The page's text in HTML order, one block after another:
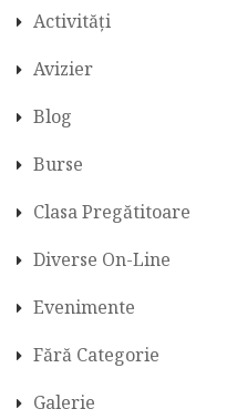
Activități
Avizier
Blog
Burse
Clasa Pregătitoare
Diverse On-Line
Evenimente
Fără Categorie
Galerie